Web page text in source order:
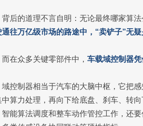
背后的道理不言自明：无论最终哪家算
通往万亿级市场的路途中，“卖铲子”无
而在众多关键零部件中， 车载域控制器
域控制器相当于汽车的大脑中枢，它把
中算力处理，再向下给底盘、刹车、转
智能算法调度和整车动作管控工作，还